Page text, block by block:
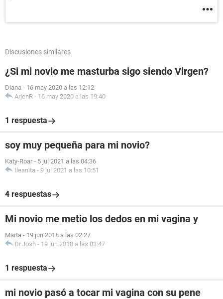
Discusiones similares
¿Si mi novio me masturba sigo siendo Virgen?
Diana - 16 may 2020 a las 12:12
ArjenR - 16 may 2020 a las 19:40
1 respuesta
soy muy pequeña para mi novio?
Katy-Roar - 5 jul 2021 a las 04:36
Ileanita - 9 jul 2021 a las 10:51
4 respuestas
Mi novio me metio los dedos en mi vagina y
Marta - 19 jun 2018 a las 02:27
Dr.Josh - 19 jun 2018 a las 03:47
1 respuesta
mi novio pasó a tocar mi vagina con su pene